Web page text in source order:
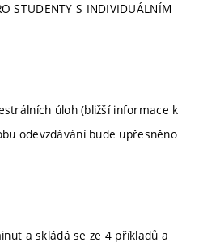
STUDENTY S INDIVIDUÁLNÍM
úloh (bližší informace k
odevzdávání bude upřesněno
a skládá se ze 4 příkladů a